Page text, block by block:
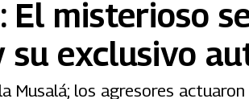
El misterioso
exclusivo
Musalá; los agresores